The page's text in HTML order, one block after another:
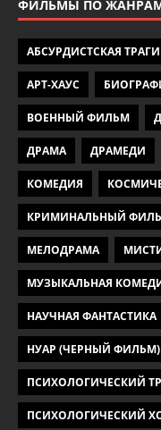
ФИЛЬМЫ ПО
АБСУРДИСТСКАЯ
АРТ-ХАУС
ВОЕННЫЙ ФИЛЬМ
ДРАМА ДРАМЕДИ
КОМЕДИЯ
КРИМИНАЛЬНЫЙ
МЕЛОДРАМА
МУЗЫКАЛЬНАЯ
НАУЧНАЯ ФАНТАСТИКА
НУАР (ЧЕРНЫЙ ФИЛЬМ)
ПСИХОЛОГИЧЕСКИЙ
ПСИХОЛОГИЧЕСКИЙ